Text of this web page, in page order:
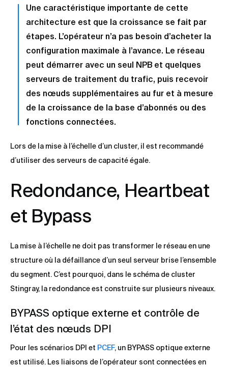
Une caractéristique importante de cette
architecture est que la croissance se fait par
étapes. L’opérateur n’a pas besoin d’acheter la
configuration maximale à l’avance. Le réseau
peut démarrer avec un seul NPB et quelques
serveurs de traitement du trafic, puis recevoir
des nœuds supplémentaires au fur et à mesure
de la croissance de la base d’abonnés ou des
fonctions connectées.
Lors de la mise à l’échelle d’un cluster, il est recommandé
d’utiliser des serveurs de capacité égale.
Redondance, Heartbeat
et Bypass
La mise à l’échelle ne doit pas transformer le réseau en une
structure où la défaillance d’un seul serveur brise l’ensemble
du segment. C’est pourquoi, dans le schéma de cluster
Stingray, la redondance est construite sur plusieurs niveaux.
BYPASS optique externe et contrôle de
l’état des nœuds DPI
Pour les scénarios DPI et PCEF, un BYPASS optique externe
est utilisé. Les liaisons de l’opérateur sont connectées en